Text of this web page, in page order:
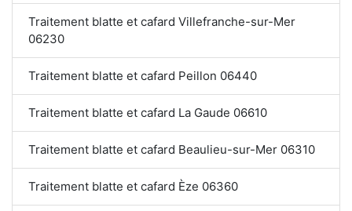
Traitement blatte et cafard Villefranche-sur-Mer
06230
Traitement blatte et cafard Peillon 06440
Traitement blatte et cafard La Gaude 06610
Traitement blatte et cafard Beaulieu-sur-Mer 06310
Traitement blatte et cafard Èze 06360